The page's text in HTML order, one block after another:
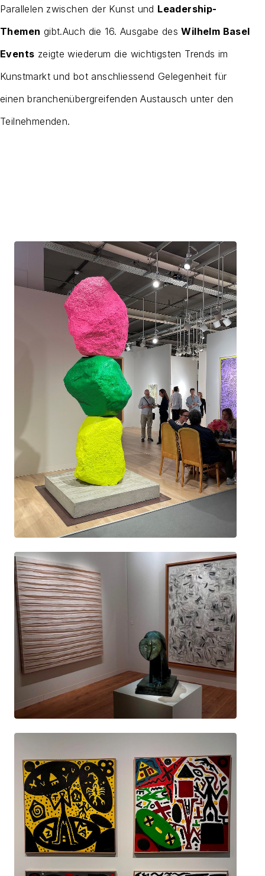
Parallelen zwischen der Kunst und Leadership-
Themen gibt.Auch die 16. Ausgabe desWilhelm Basel
Events zeigte wiederum die wichtigsten Trends im
Kunstmarkt und bot anschliessend Gelegenheit für
einen branchenübergreifenden Austausch unter den
Teilnehmenden.